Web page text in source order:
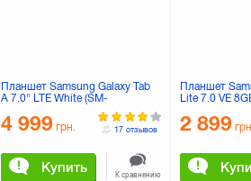
Планшет Samsung Galaxy Tab
A 7.0" LTE White (SM-
4 999 грн.
Купить
17 отзывов
К сравнению
Планшет
Lite 7.0 VE
2 899